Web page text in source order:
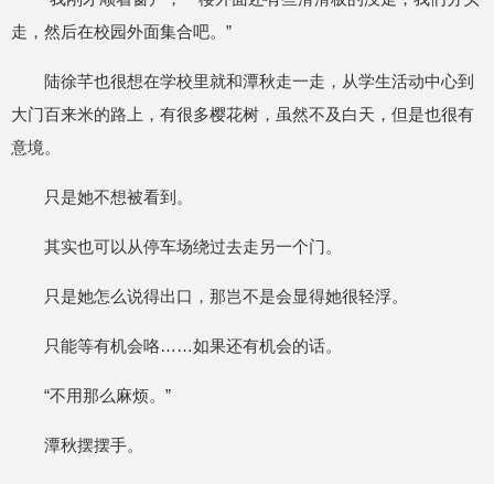
走，然后在校园外面集合吧。”
陆徐芊也很想在学校里就和潭秋走一走，从学生活动中心到
大门百来米的路上，有很多樱花树，虽然不及白天，但是也很有
意境。
只是她不想被看到。
其实也可以从停车场绕过去走另一个门。
只是她怎么说得出口，那岂不是会显得她很轻浮。
只能等有机会咯……如果还有机会的话。
“不用那么麻烦。”
潭秋摆摆手。